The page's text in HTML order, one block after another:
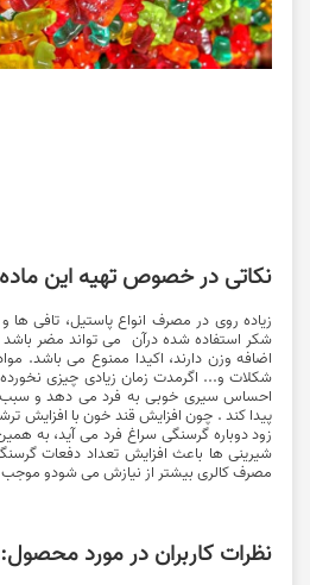
نکاتی در خصوص تهیه این
زیاده روی در مصرف انواع پاستیل، تافی
شکر استفاده شده درآن می تواند مضر باشد
اضافه وزن دارند، اکیدا ممنوع می باشد.
شکلات و... اگرمدت زمان زیادی چیزی نخورده
احساس سیری خوبی به فرد می دهد و
پیدا کند . چون افزایش قند خون با افزایش
زود دوباره گرسنگی سراغ فرد می آید، به
شیرینی ها باعث افزایش تعداد دفعات
مصرف کالری بیشتر از نیازش می شودو
نظرات کاربران در مورد محصول: